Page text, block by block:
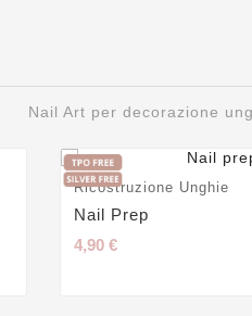
Nail Art per decorazione
Ricostruzione Unghie
Nail Prep
4,90 €